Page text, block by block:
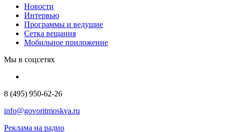
Новости
Интервью
Программы и ведущие
Сетка вещания
Мобильное приложение
Мы в соцсетях
8 (495) 950-62-26
info@govoritmoskva.ru
Реклама на радио